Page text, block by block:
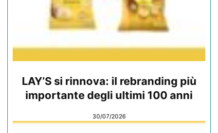
LAY’S si rinnova: il rebranding più
importante degli ultimi 100 anni
30/07/2026